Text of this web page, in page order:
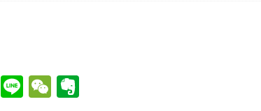
T Li W